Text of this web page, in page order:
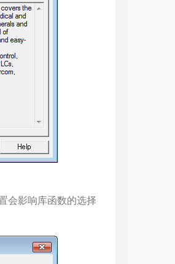
会影响库函数的选择